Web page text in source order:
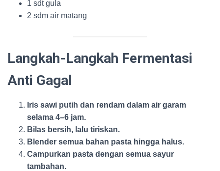
1 sdt gula
2 sdm air matang
Langkah-Langkah Fermentasi
Anti Gagal
Iris sawi putih dan rendam dalam air garam
selama 4–6 jam.
Bilas bersih, lalu tiriskan.
Blender semua bahan pasta hingga halus.
Campurkan pasta dengan semua sayur
tambahan.